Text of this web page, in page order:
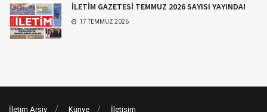
İLETİM GAZETESİ TEMMUZ 2026 SAYISI YAYINDA!
17 TEMMUZ 2026
İletim Arşiv Künye İletişim